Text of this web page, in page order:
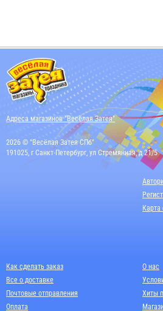
Адреса магазинов "Весёлая Затея"
2026 © "Весёлая Затея СПб"
191025, г Санкт-Петербург, ул Стремянная, д 21/5
Карта
Как сделать заказ
Все о доставке
Почтовые отправления
Оплата
О нас
Хиты